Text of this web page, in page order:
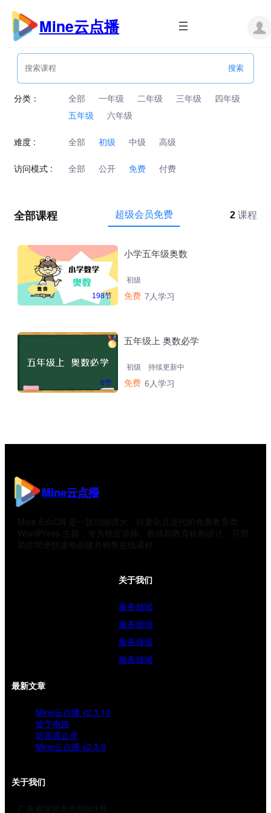
跳
内
Mine云点播
分类： 全部 一年级 二年级 三年级
四年级
五年级
六年级
难度 : 全部 初级 中级 高级
访问模式 : 全部 公开 免费 付费
全部课程 超级会员免费 2 课程
198节
小学五年级奥数
初级
免费 7人学习
6节
五年级上 奥数必学
初级 持续更新中
免费 6人学习
Mine云点播
Mine EduCN 是一款功能强大、轻量化且现代的免费教育类
WordPress 主题，专为独立讲师、教练和教育机构设计，可帮
助你简便快速地创建并销售在线课程
关于我们
服务领域
服务领域
服务领域
服务领域
最新文章
Mine云点播 v2.3.10
皆宁电路
听雷观止录
Mine云点播 v2.3.9
关于我们
广东省深圳市光明街1号